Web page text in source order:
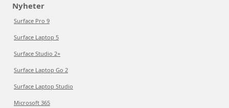
Nyheter
Surface Pro 9
Surface Laptop 5
Surface Studio 2+
Surface Laptop Go 2
Surface Laptop Studio
Microsoft 365